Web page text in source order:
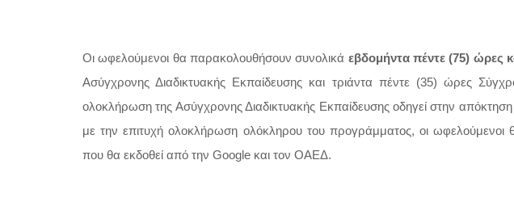
Οι ωφελούμενοι θα παρακολουθήσουν συνολικά εβδομήντα πέντε (75) ώρες
Ασύγχρονης Διαδικτυακής Εκπαίδευσης και τριάντα πέντε (35) ώρες
ολοκλήρωση της Ασύγχρονης Διαδικτυακής Εκπαίδευσης οδηγεί στην
με την επιτυχή ολοκλήρωση ολόκληρου του προγράμματος, οι ωφελούμενοι
που θα εκδοθεί από την Google και τον ΟΑΕΔ.